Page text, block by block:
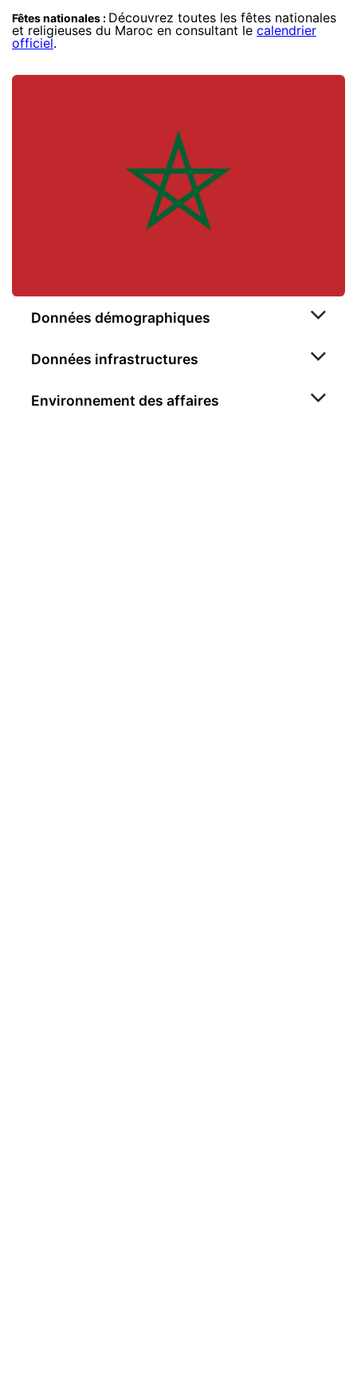
Fêtes nationales : Découvrez toutes les fêtes nationales
et religieuses du Maroc en consultant le calendrier
officiel.
Données démographiques
Données infrastructures
Environnement des affaires